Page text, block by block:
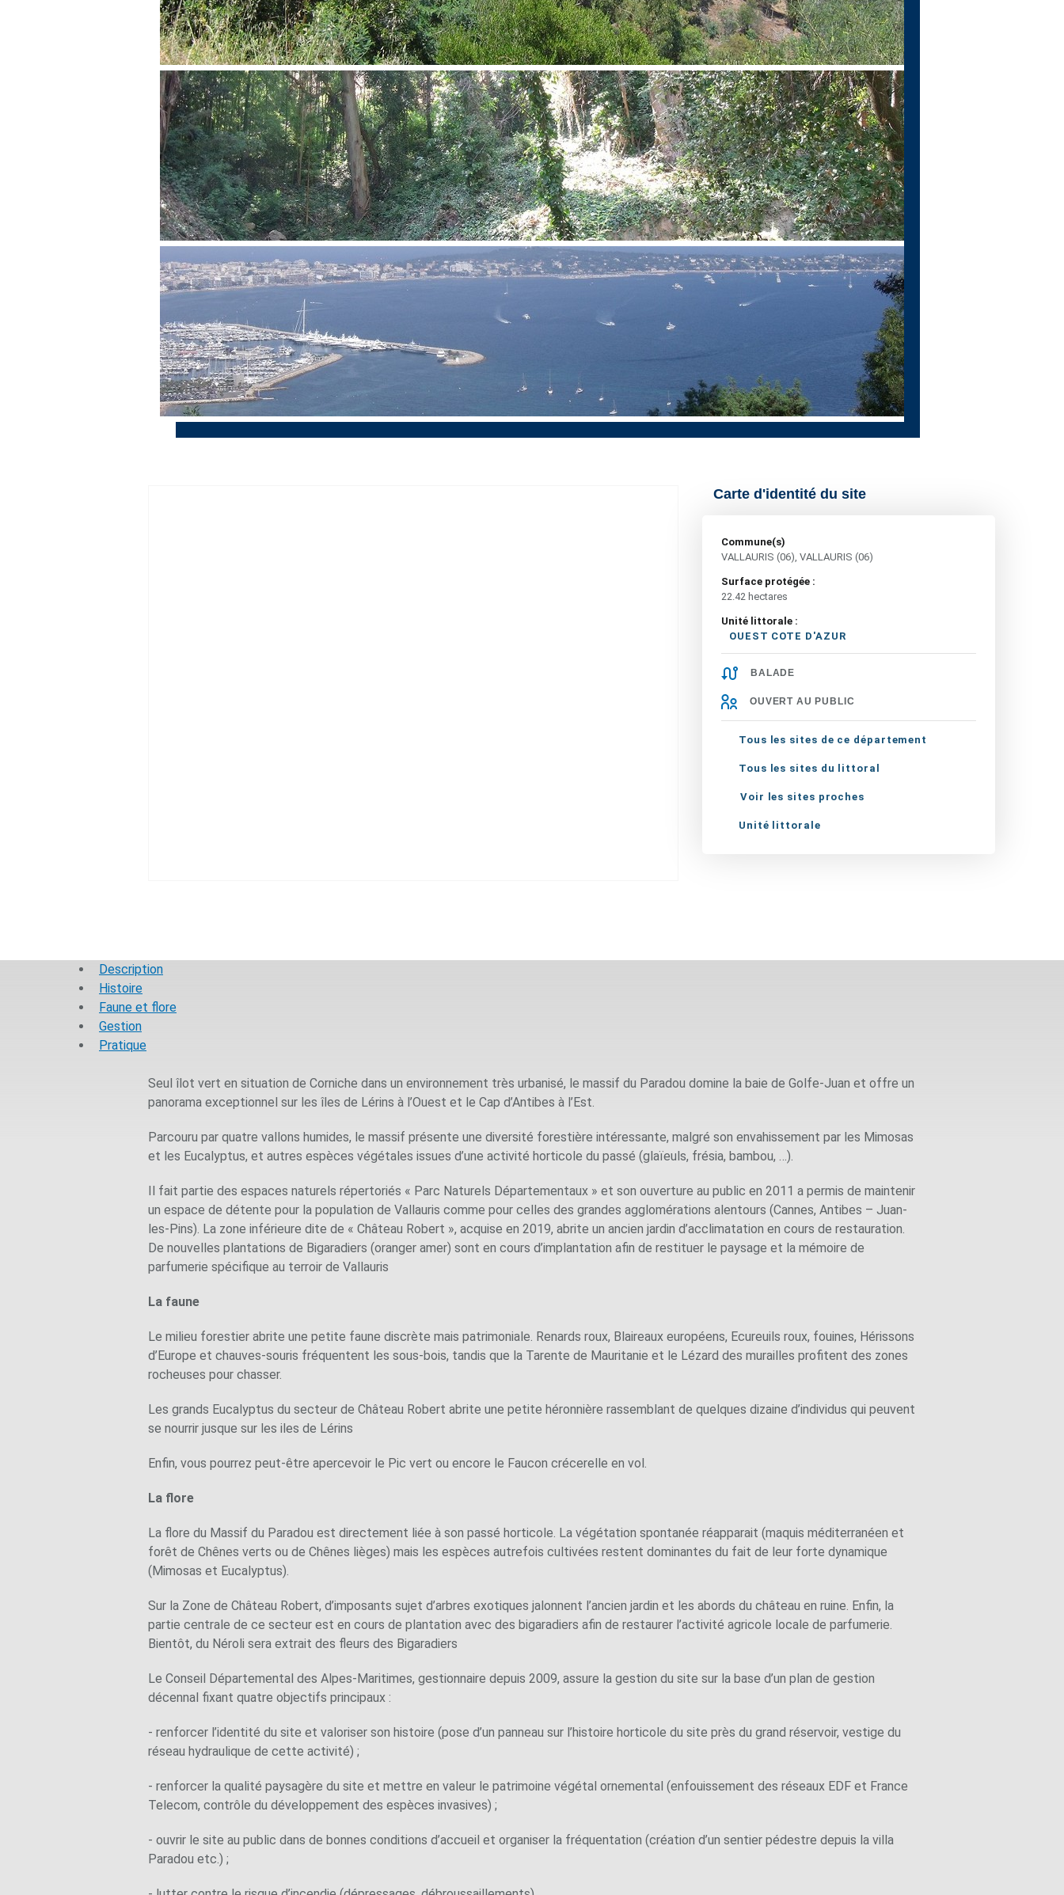
Carte d'identité du site
Commune(s)
VALLAURIS (06), VALLAURIS (06)
Surface protégée :
22.42 hectares
Unité littorale :
OUEST COTE D'AZUR
BALADE
OUVERT AU PUBLIC
Tous les sites de ce département
Tous les sites du littoral
Voir les sites proches
Unité littorale
Description
Histoire
Faune et flore
Gestion
Pratique
Seul îlot vert en situation de Corniche dans un environnement très urbanisé, le massif du Paradou domine la baie de Golfe-Juan et offre un
panorama exceptionnel sur les îles de Lérins à l’Ouest et le Cap d’Antibes à l’Est.
Parcouru par quatre vallons humides, le massif présente une diversité forestière intéressante, malgré son envahissement par les Mimosas
et les Eucalyptus, et autres espèces végétales issues d’une activité horticole du passé (glaïeuls, frésia, bambou, …).
Il fait partie des espaces naturels répertoriés « Parc Naturels Départementaux » et son ouverture au public en 2011 a permis de maintenir
un espace de détente pour la population de Vallauris comme pour celles des grandes agglomérations alentours (Cannes, Antibes – Juan-
les-Pins). La zone inférieure dite de « Château Robert », acquise en 2019, abrite un ancien jardin d’acclimatation en cours de restauration.
De nouvelles plantations de Bigaradiers (oranger amer) sont en cours d’implantation afin de restituer le paysage et la mémoire de
parfumerie spécifique au terroir de Vallauris
La faune
Le milieu forestier abrite une petite faune discrète mais patrimoniale. Renards roux, Blaireaux européens, Ecureuils roux, fouines, Hérissons
d’Europe et chauves-souris fréquentent les sous-bois, tandis que la Tarente de Mauritanie et le Lézard des murailles profitent des zones
rocheuses pour chasser.
Les grands Eucalyptus du secteur de Château Robert abrite une petite héronnière rassemblant de quelques dizaine d’individus qui peuvent
se nourrir jusque sur les iles de Lérins
Enfin, vous pourrez peut-être apercevoir le Pic vert ou encore le Faucon crécerelle en vol.
La flore
La flore du Massif du Paradou est directement liée à son passé horticole. La végétation spontanée réapparait (maquis méditerranéen et
forêt de Chênes verts ou de Chênes lièges) mais les espèces autrefois cultivées restent dominantes du fait de leur forte dynamique
(Mimosas et Eucalyptus).
Sur la Zone de Château Robert, d’imposants sujet d’arbres exotiques jalonnent l’ancien jardin et les abords du château en ruine. Enfin, la
partie centrale de ce secteur est en cours de plantation avec des bigaradiers afin de restaurer l’activité agricole locale de parfumerie.
Bientôt, du Néroli sera extrait des fleurs des Bigaradiers
Le Conseil Départemental des Alpes-Maritimes, gestionnaire depuis 2009, assure la gestion du site sur la base d’un plan de gestion
décennal fixant quatre objectifs principaux :
- renforcer l’identité du site et valoriser son histoire (pose d’un panneau sur l’histoire horticole du site près du grand réservoir, vestige du
réseau hydraulique de cette activité) ;
- renforcer la qualité paysagère du site et mettre en valeur le patrimoine végétal ornemental (enfouissement des réseaux EDF et France
Telecom, contrôle du développement des espèces invasives) ;
- ouvrir le site au public dans de bonnes conditions d’accueil et organiser la fréquentation (création d’un sentier pédestre depuis la villa
Paradou etc.) ;